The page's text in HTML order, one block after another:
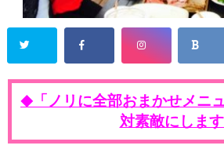
◆
「ノリに全部おまかせメニ
対素敵にしま